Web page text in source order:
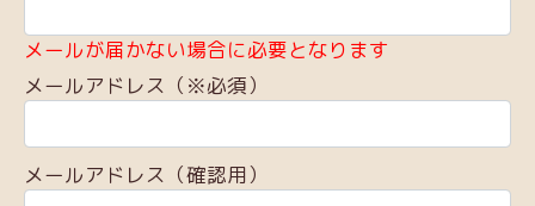
メールが届かない場合に必要となります
メールアドレス（※必須）
メールアドレス（確認用）